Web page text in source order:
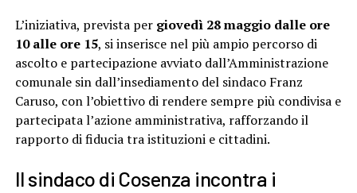
L’iniziativa, prevista pergiovedì 28 maggio dalle ore
10 alle ore 15, si inserisce nel più ampio percorso di
ascolto e partecipazione avviato dall’Amministrazione
comunale sin dall’insediamento del sindaco Franz
Caruso, con l’obiettivo di rendere sempre più condivisa e
partecipata l’azione amministrativa, rafforzando il
rapporto di fiducia tra istituzioni e cittadini.
Il sindaco di Cosenza incontra i